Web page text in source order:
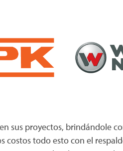
sus proyectos, brindándole
costos todo esto con el